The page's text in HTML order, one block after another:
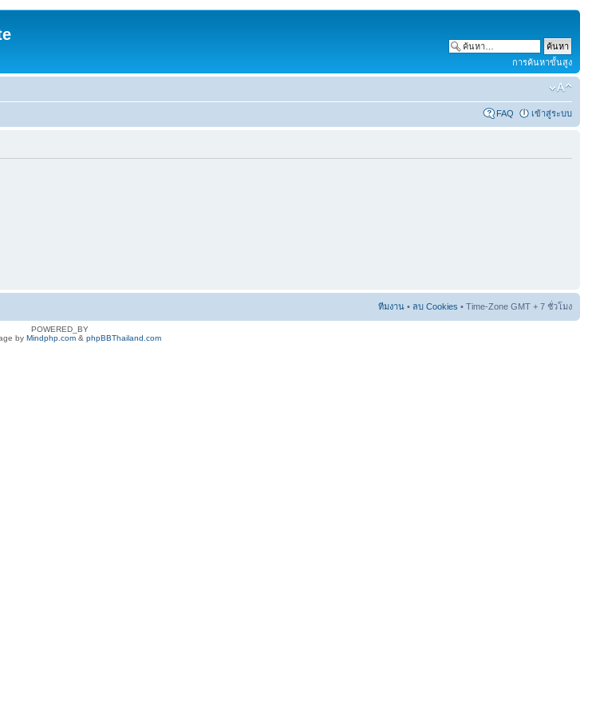
การค้นหาขั้นสูง
FAQ เข้าสู่ระบบ
ทีมงาน • ลบ Cookies • Time-Zone GMT + 7 ชั่วโมง
POWERED_BY
by Mindphp.com& phpBBThailand.com